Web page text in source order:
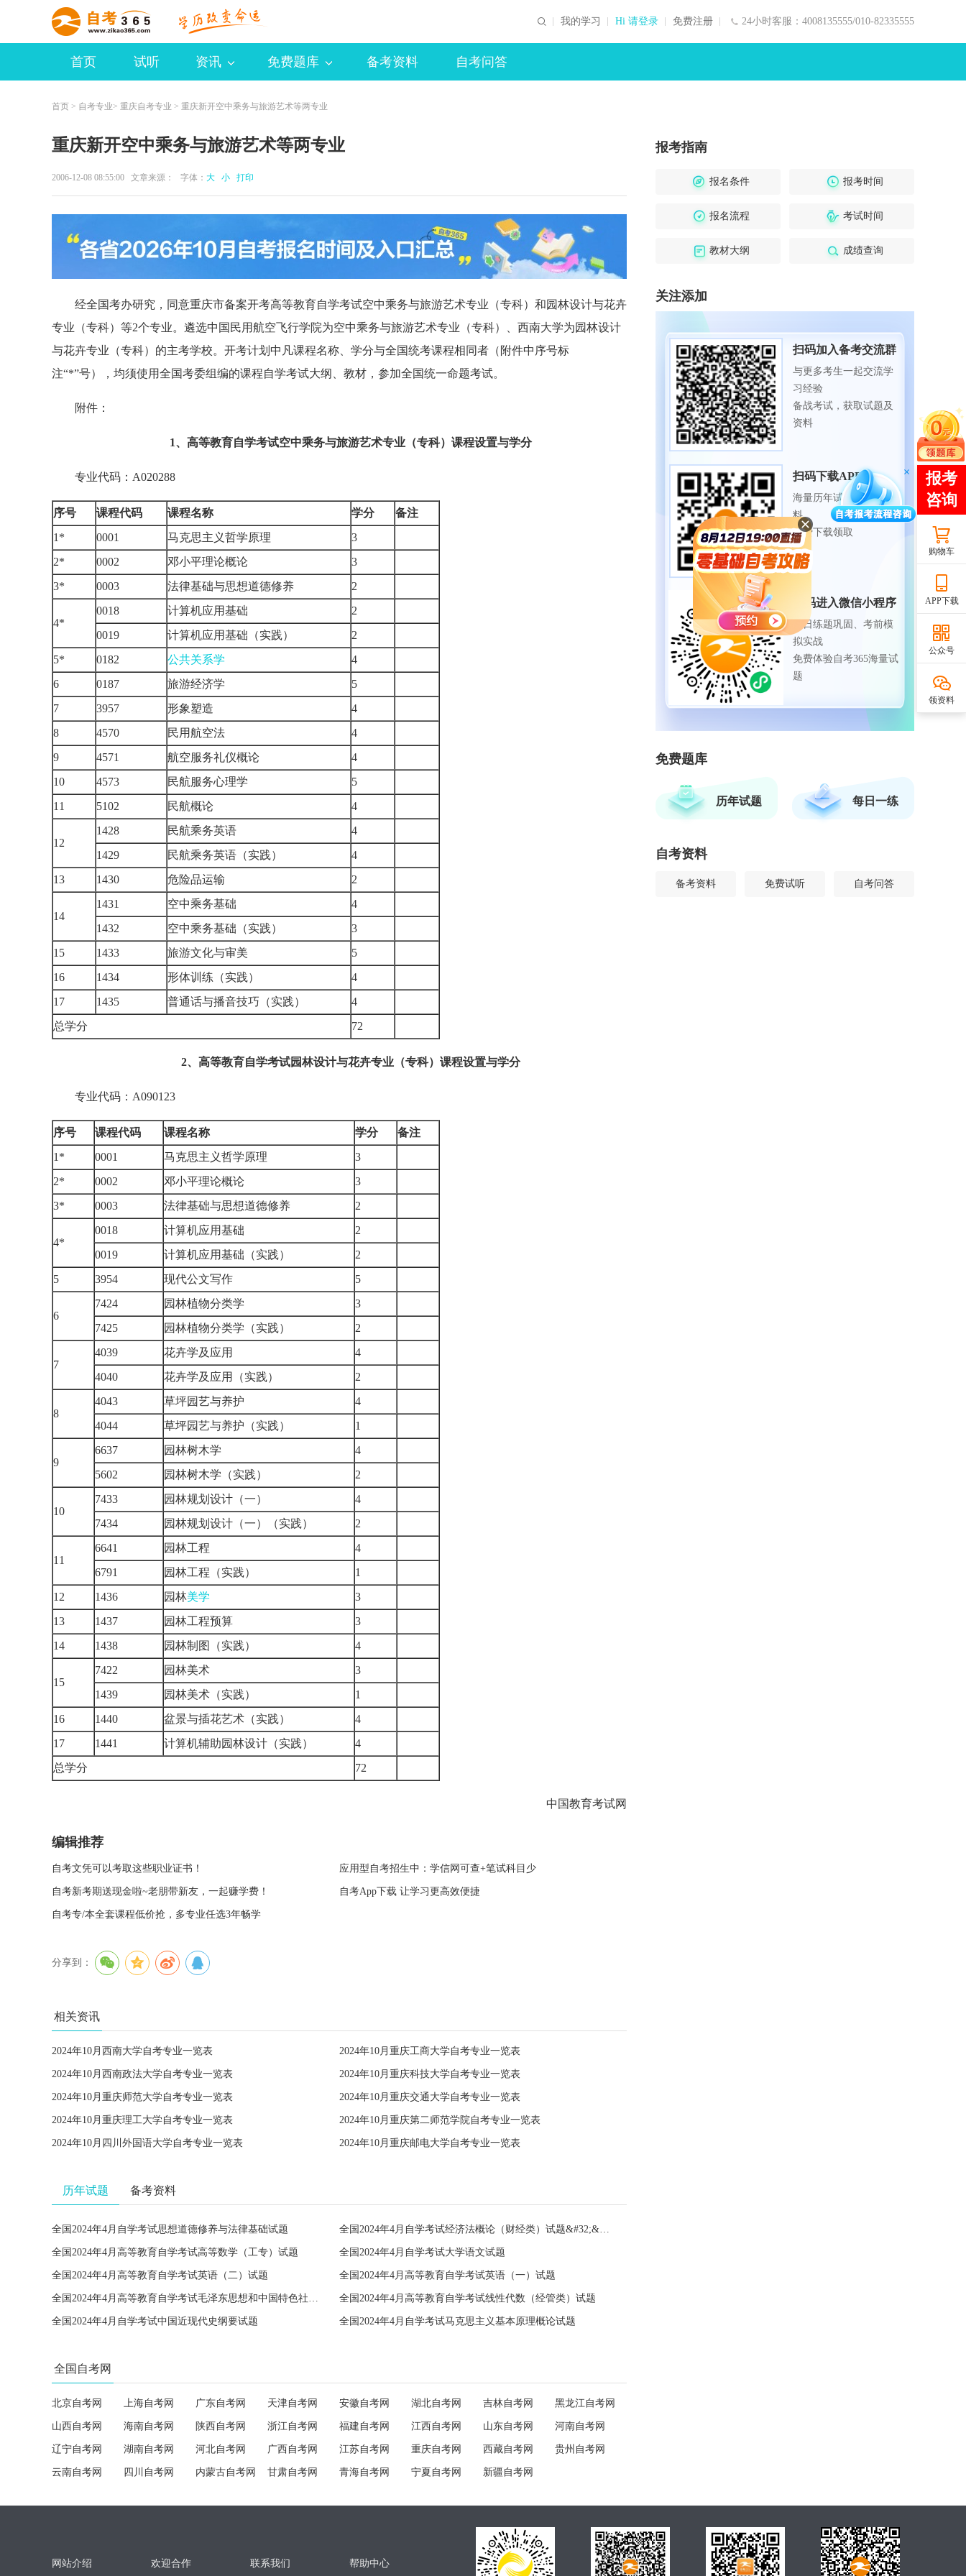
24小时客服：4008135555/010-82335555
我的学习 Hi 请登录 免费注册
首页 试听 资讯 免费题库 备考资料 自考问答
首页 > 自考专业> 重庆自考专业 > 重庆新开空中乘务与旅游艺术等两专业
重庆新开空中乘务与旅游艺术等两专业
2006-12-08 08:55:00 文章来源： 字体： 大 小 打印
经全国考办研究，同意重庆市备案开考高等教育自学考试空中乘务与旅游艺术专业（专科）和园林设计与花卉
专业（专科）等2个专业。遴选中国民用航空飞行学院为空中乘务与旅游艺术专业（专科）、西南大学为园林设计
与花卉专业（专科）的主考学校。开考计划中凡课程名称、学分与全国统考课程相同者（附件中序号标
注“*”号），均须使用全国考委组编的课程自学考试大纲、教材，参加全国统一命题考试。
附件：
1、高等教育自学考试空中乘务与旅游艺术专业（专科）课程设置与学分
专业代码：A020288
序号 课程代码 课程名称 学分
备注
1*
0001 马克思主义哲学原理
3
2*
0002 邓小平理论概论
3
3*
0003 法律基础与思想道德修养 2
4*
0018 计算机应用基础
2
0019
计算机应用基础（实践）
2
5*
0182 公共关系学
4
6
0187 旅游经济学
5
7
3957 形象塑造
4
8
4570 民用航空法
4
9
4571 航空服务礼仪概论
4
10
4573 民航服务心理学
5
11
5102 民航概论 4
12
1428 民航乘务英语
4
1429
民航乘务英语（实践）
4
13
1430 危险品运输 2
14
1431 空中乘务基础
4
1432
空中乘务基础（实践）
3
15
1433 旅游文化与审美
5
16
1434 形体训练（实践）
4
17
1435 普通话与播音技巧（实践）
4
总学分
72
2、高等教育自学考试园林设计与花卉专业（专科）课程设置与学分
专业代码：A090123
序号 课程代码 课程名称 学分
备注
1*
0001 马克思主义哲学原理
3
2*
0002 邓小平理论概论
3
3*
0003 法律基础与思想道德修养 2
4*
0018 计算机应用基础
2
0019
计算机应用基础（实践）
2
5
3954 现代公文写作 5
6
7424 园林植物分类学
3
7425
园林植物分类学（实践） 2
7
4039 花卉学及应用
4
4040
花卉学及应用（实践） 2
8
4043 草坪园艺与养护
4
4044
草坪园艺与养护（实践） 1
9
6637 园林树木学
4
5602
园林树木学（实践） 2
10
7433 园林规划设计（一）
4
7434
园林规划设计（一）（实践） 2
11
6641 园林工程
4
6791
园林工程（实践）
1
12
1436 园林美学
3
13
1437 园林工程预算
3
14
1438 园林制图（实践） 4
15
7422 园林美术
3
1439
园林美术（实践）
1
16
1440 盆景与插花艺术（实践）
4
17
1441 计算机辅助园林设计（实践）
4
总学分
72
中国教育考试网
编辑推荐
自考文凭可以考取这些职业证书！ 应用型自考招生中：学信网可查+笔试科目少
自考新考期送现金啦~老朋带新友，一起赚学费！ 自考App下载 让学习更高效便捷
自考专/本全套课程低价抢，多专业任选3年畅学
分享到：
相关资讯
2024年10月西南大学自考专业一览表 2024年10月重庆工商大学自考专业一览表
2024年10月西南政法大学自考专业一览表 2024年10月重庆科技大学自考专业一览表
2024年10月重庆师范大学自考专业一览表 2024年10月重庆交通大学自考专业一览表
2024年10月重庆理工大学自考专业一览表 2024年10月重庆第二师范学院自考专业一览表
2024年10月四川外国语大学自考专业一览表 2024年10月重庆邮电大学自考专业一览表
历年试题 备考资料
全国2024年4月自学考试思想道德修养与法律基础试题 全国2024年4月自学考试经济法概论（财经类）试题&#32;&#32;
全国2024年4月高等教育自学考试高等数学（工专）试题 全国2024年4月自学考试大学语文试题
全国2024年4月高等教育自学考试英语（二）试题 全国2024年4月高等教育自学考试英语（一）试题
全国2024年4月高等教育自学考试毛泽东思想和中国特色社会主义理论体系概论试题 全国2024年4月高等教育自学考试线性代数（经管类）试题
全国2024年4月自学考试中国近现代史纲要试题 全国2024年4月自学考试马克思主义基本原理概论试题
全国自考网
北京自考网 上海自考网 广东自考网 天津自考网 安徽自考网 湖北自考网 吉林自考网 黑龙江自考网
山西自考网 海南自考网 陕西自考网 浙江自考网 福建自考网 江西自考网 山东自考网 河南自考网
辽宁自考网 湖南自考网 河北自考网 广西自考网 江苏自考网 重庆自考网 西藏自考网 贵州自考网
云南自考网 四川自考网 内蒙古自考网 甘肃自考网 青海自考网 宁夏自考网 新疆自考网
报考指南
报名条件 报考时间
报名流程 考试时间
教材大纲 成绩查询
关注添加
扫码加入备考交流群
与更多考生一起交流学
习经验
备战考试，获取试题及
资料
扫码下载APP
海量历年试题、备考资
料
免费下载领取
扫码进入微信小程序
每日练题巩固、考前模
拟实战
免费体验自考365海量试
题
免费题库
历年试题 每日一练
自考资料
备考资料 免费试听 自考问答
购物车
APP下载
公众号
领资料
网站介绍 欢迎合作 联系我们 帮助中心